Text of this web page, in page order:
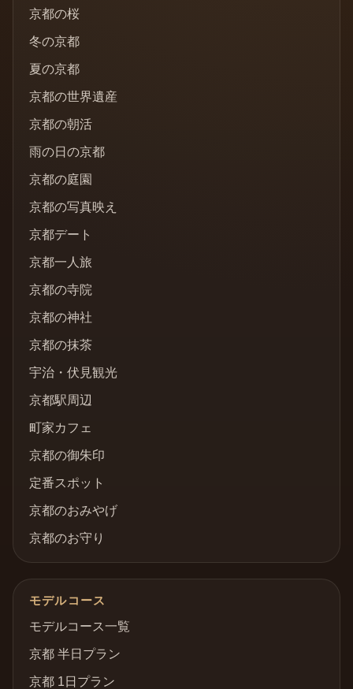
京都の桜
冬の京都
夏の京都
京都の世界遺産
京都の朝活
雨の日の京都
京都の庭園
京都の写真映え
京都デート
京都一人旅
京都の寺院
京都の神社
京都の抹茶
宇治・伏見観光
京都駅周辺
町家カフェ
京都の御朱印
定番スポット
京都のおみやげ
京都のお守り
モデルコース
モデルコース一覧
京都 半日プラン
京都 1日プラン